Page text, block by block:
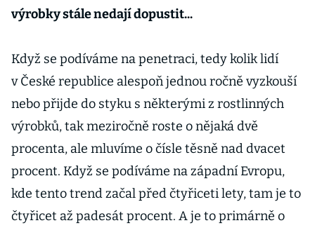
výrobky stále nedají dopustit...
Když se podíváme na penetraci, tedy kolik lidí
v České republice alespoň jednou ročně vyzkouší
nebo přijde do styku s některými z rostlinných
výrobků, tak meziročně roste o nějaká dvě
procenta, ale mluvíme o čísle těsně nad dvacet
procent. Když se podíváme na západní Evropu,
kde tento trend začal před čtyřiceti lety, tam je to
čtyřicet až padesát procent. A je to primárně o